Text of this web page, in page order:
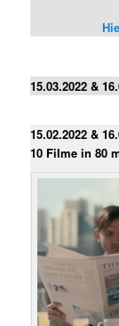
15.03.2022 &
15.02.2022 &
10 Filme in 80